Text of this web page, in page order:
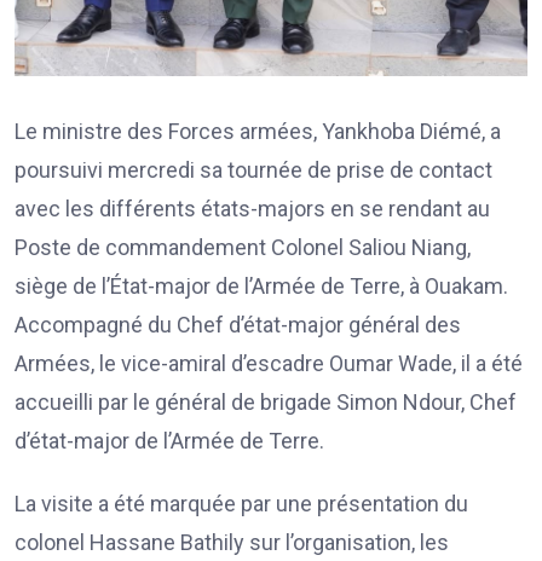
Le ministre des Forces armées, Yankhoba Diémé, a
poursuivi mercredi sa tournée de prise de contact
avec les différents états-majors en se rendant au
Poste de commandement Colonel Saliou Niang,
siège de l’État-major de l’Armée de Terre, à Ouakam.
Accompagné du Chef d’état-major général des
Armées, le vice-amiral d’escadre Oumar Wade, il a été
accueilli par le général de brigade Simon Ndour, Chef
d’état-major de l’Armée de Terre.
La visite a été marquée par une présentation du
colonel Hassane Bathily sur l’organisation, les